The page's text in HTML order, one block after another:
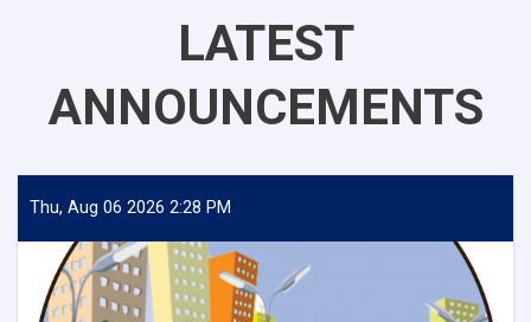
LATEST
ANNOUNCEMENTS
Thu, Aug 06 2026 2:28 PM